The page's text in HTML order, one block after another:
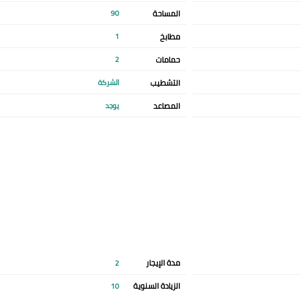
المساحة 90
مطابخ 1
حمامات 2
التشطيب الشركة
المصاعد يوجد
مدة الإيجار 2
الزيادة السنوية 10